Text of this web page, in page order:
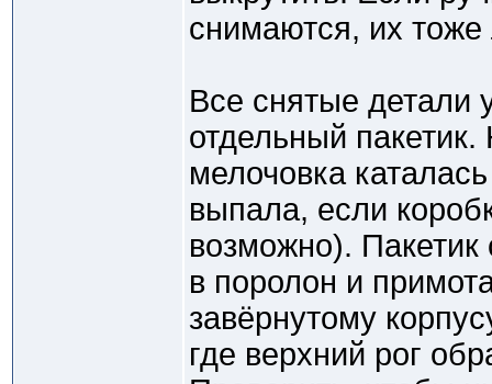
снимаются, их
Все снятые детали
отдельный
мелочовка
выпала, если
возможно). Пакетик
в поролон и
завёрнутому
где верхний рог